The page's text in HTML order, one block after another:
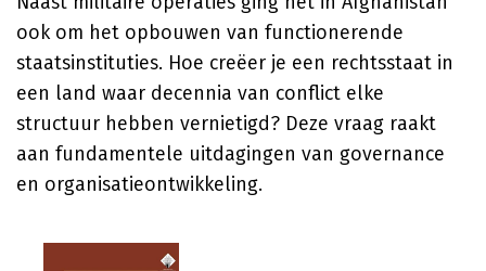
ook om het opbouwen van functionerende
staatsinstituties. Hoe creëer je een rechtsstaat in
een land waar decennia van conflict elke
structuur hebben vernietigd? Deze vraag raakt
aan fundamentele uitdagingen van governance
en organisatieontwikkeling.